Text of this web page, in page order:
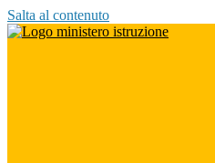
Salta al contenuto